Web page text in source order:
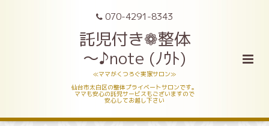
070-4291-8343
託児付き❁整体
～♪note (ﾉｳﾄ)
≪ママがくつろぐ実家サロン≫
仙台市太白区の整体プライベートサロンです。
ママも安心の託児サービスもございますので
安心してお越し下さい